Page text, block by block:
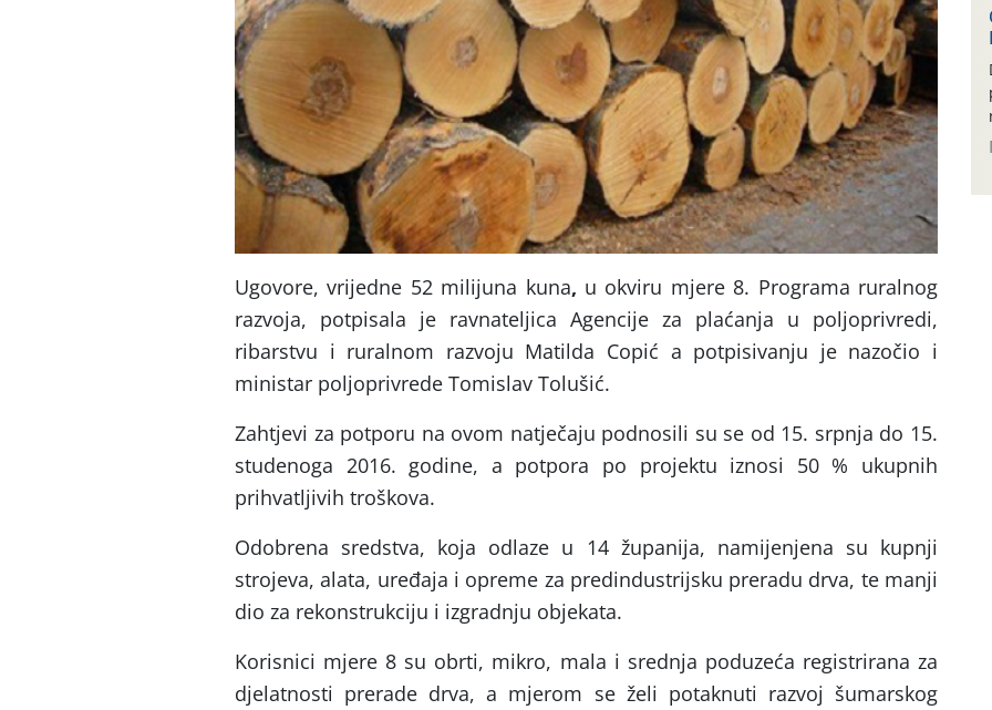
Ugovore, vrijedne 52 milijuna kuna, u okviru mjere 8. Programa ruralnog
razvoja, potpisala je ravnateljica Agencije za plaćanja u poljoprivredi,
ribarstvu i ruralnom razvoju Matilda Copić a potpisivanju je nazočio i
ministar poljoprivrede Tomislav Tolušić.
Zahtjevi za potporu na ovom natječaju podnosili su se od 15. srpnja do 15.
studenoga 2016. godine, a potpora po projektu iznosi 50 % ukupnih
prihvatljivih troškova.
Odobrena sredstva, koja odlaze u 14 županija, namijenjena su kupnji
strojeva, alata, uređaja i opreme za predindustrijsku preradu drva, te manji
dio za rekonstrukciju i izgradnju objekata.
Korisnici mjere 8 su obrti, mikro, mala i srednja poduzeća registrirana za
djelatnosti prerade drva, a mjerom se želi potaknuti razvoj šumarskog